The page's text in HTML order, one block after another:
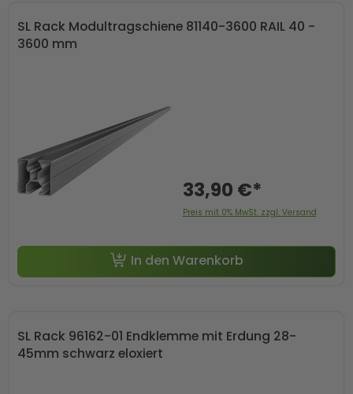
SL Rack Modultragschiene 81140-3600 RAIL 40 -
3600 mm
33,90 €*
Preis mit 0% MwSt. zzgl. Versand
In den Warenkorb
SL Rack 96162-01 Endklemme mit Erdung 28-
45mm schwarz eloxiert